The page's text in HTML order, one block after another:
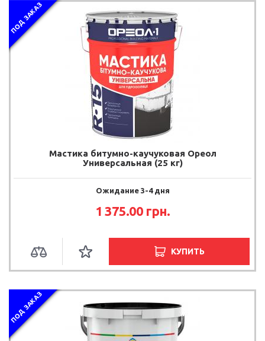
ПОД ЗАКАЗ
Мастика битумно-каучуковая Ореол
Универсальная (25 кг)
Ожидание 3-4 дня
1 375.00 грн.
КУПИТЬ
ПОД ЗАКАЗ